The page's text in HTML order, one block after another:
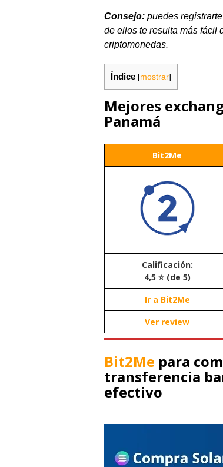
Consejo: puedes
de ellos te resulta más fácil
criptomonedas.
Índice [mostrar]
Mejores
Panamá
Bit2Me
Calificación:
4,5 ⭐ (de 5)
Ir a Bit2Me
Ver review
Bit2Me para
transferencia
efectivo